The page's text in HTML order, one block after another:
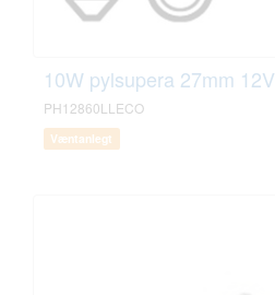
10W pylsupera 27mm 12V
PH12860LLECO
Væntanlegt